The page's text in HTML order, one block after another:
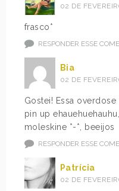
02 DE
frasco*
RESPONDER ESSE
Bia
02 DE
Gostei! Essa
pin up
moleskine *-*, beeijos
RESPONDER ESSE
Patrícia
02 DE